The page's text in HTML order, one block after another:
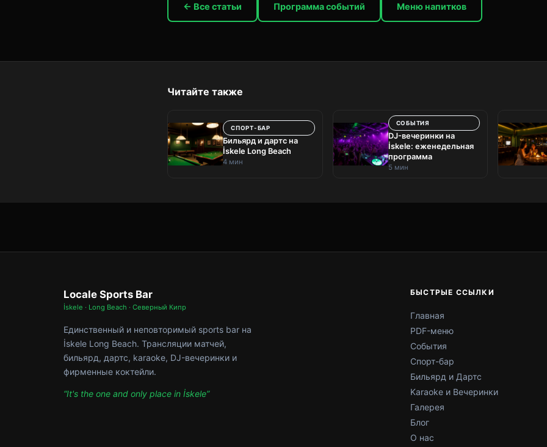
← Все статьи Программа событий Меню напитков
Читайте также
СПОРТ-БАР
Бильярд и дартс на
İskele Long Beach
4 мин
СОБЫТИЯ
DJ-вечеринки на
İskele: еженедельная
программа
5 мин
Locale Sports Bar
İskele · Long Beach · Северный Кипр
Единственный и неповторимый sports bar на
İskele Long Beach. Трансляции матчей,
бильярд, дартс, karaoke, DJ-вечеринки и
фирменные коктейли.
“It's the one and only place in İskele”
БЫСТРЫЕ ССЫЛКИ
Главная
PDF-меню
События
Спорт-бар
Бильярд и Дартс
Karaoke и Вечеринки
Галерея
Блог
О нас